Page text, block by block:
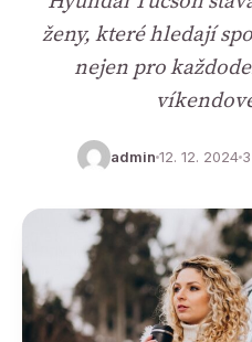
ženy, které hledají
nejen pro
admin 12. 12. 2024